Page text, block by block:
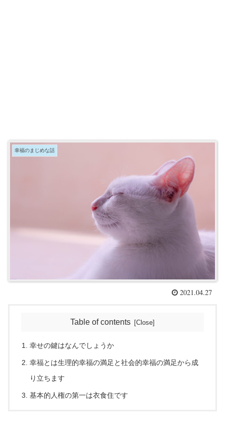
幸福のまじめな話
2021.04.27
Table of contents
幸せの鍵はなんでしょうか
幸福とは生理的幸福の満足と社会的幸福の満足から成
り立ちます
基本的人権の第一は衣食住です